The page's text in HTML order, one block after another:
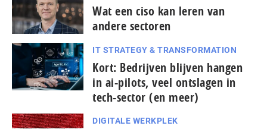
Wat een ciso kan leren van
andere sectoren
IT STRATEGY & TRANSFORMATION
Kort: Bedrijven blijven hangen
in ai-pilots, veel ontslagen in
tech-sector (en meer)
DIGITALE WERKPLEK